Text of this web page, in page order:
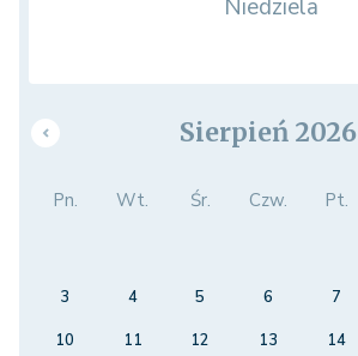
Niedziela
Sierpień 2026
Pn. Wt. Śr. Czw. Pt.
3
4 5 6 7
10
11 12 13 14